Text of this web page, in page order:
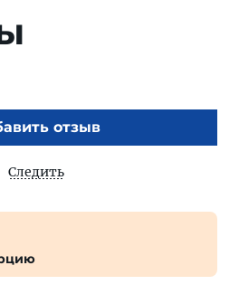
отзыв
Следить